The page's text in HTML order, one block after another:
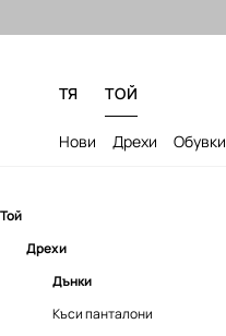
ТЯ ТОЙ
Нови Дрехи Обувки
Той
Дрехи
Дънки
Къси панталони